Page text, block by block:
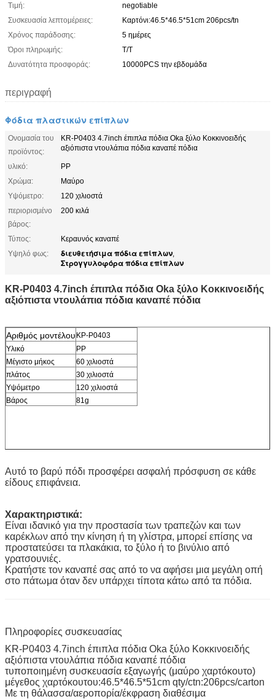
Τιμή:
negotiable
Συσκευασία λεπτομέρειες:
Καρτόνι:46.5*46.5*51cm 206pcs/tn
Χρόνος παράδοσης:
5 ημέρες
Όροι πληρωμής:
Τ/Τ
Δυνατότητα προσφοράς:
10000PCS την εβδομάδα
περιγραφή
Φόδια πλαστικών επίπλων
Ονομασία του
προϊόντος:
KR-P0403 4.7inch έπιπλα πόδια Oka ξύλο Κοκκινοειδής
αξιόπιστα ντουλάπια πόδια καναπέ πόδια
υλικό:
PP
Χρώμα:
Μαύρο
Υψόμετρο:
120 χιλιοστά
περιορισμένο
βάρος:
200 κιλά
Τύπος:
Κεραυνός καναπέ
Υψηλό φως:
διευθετήσιμα πόδια επίπλων,
Στρογγυλοφόρα πόδια επίπλων
KR-P0403 4.7inch έπιπλα πόδια Oka ξύλο Κοκκινοειδής
αξιόπιστα ντουλάπια πόδια καναπέ πόδια
Αριθμός μοντέλου ΚΡ-P0403
Υλικό
PP
Μέγιστο μήκος
60 χιλιοστά
πλάτος
30 χιλιοστά
Υψόμετρο
120 χιλιοστά
Βάρος
81g
Αυτό το βαρύ πόδι προσφέρει ασφαλή πρόσφυση σε κάθε
είδους επιφάνεια.
Χαρακτηριστικά:
Είναι ιδανικό για την προστασία των τραπεζών και των
καρέκλων από την κίνηση ή τη γλίστρα, μπορεί επίσης να
προστατεύσει τα πλακάκια, το ξύλο ή το βινύλιο από
γρατσουνιές.
Κρατήστε τον καναπέ σας από το να αφήσει μια μεγάλη οπή
στο πάτωμα όταν δεν υπάρχει τίποτα κάτω από τα πόδια.
Πληροφορίες συσκευασίας
KR-P0403 4.7inch έπιπλα πόδια Oka ξύλο Κοκκινοειδής
αξιόπιστα ντουλάπια πόδια καναπέ πόδια
τυποποιημένη συσκευασία εξαγωγής (μαύρο χαρτόκουτο)
μέγεθος χαρτόκουτου:46.5*46.5*51cm qty/ctn:206pcs/carton
Με τη θάλασσα/αεροπορία/έκφραση διαθέσιμα